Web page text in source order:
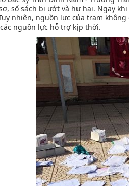
sổ sách bị ướt và hư hại. Ngay
nhiên, nguồn lực của trạm
nguồn lực hỗ trợ kịp thời.